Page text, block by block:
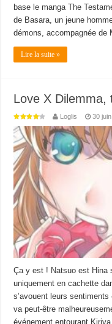
base le manga The
de Basara, un jeune
démons, accompagnée de
Lire la suite »
Love X Dilemma,
Loglis 30
Ça y est ! Natsuo est Hina
uniquement en cachette
s’avouent leurs
va peut-être
événement entourant